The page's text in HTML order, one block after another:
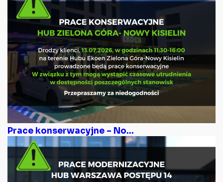
Prace konserwacyjne – No...